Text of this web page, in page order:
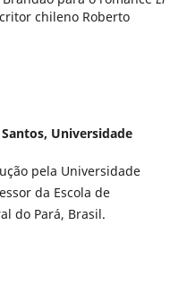
chileno Roberto
Universidade
pela Universidade
da Escola de
do Pará, Brasil.